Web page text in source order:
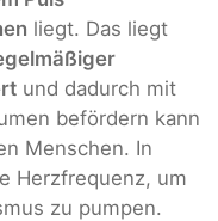
liegt. Das liegt
und dadurch mit
befördern kann
Menschen. In
Herzfrequenz, um
zu pumpen.